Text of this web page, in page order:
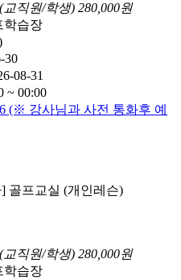
(교직원/학생) 280,000원
학습장
30
08-31
~ 00:00
(※ 강사님과 사전 통화후 예
골프교실 (개인레슨)
(교직원/학생) 280,000원
학습장